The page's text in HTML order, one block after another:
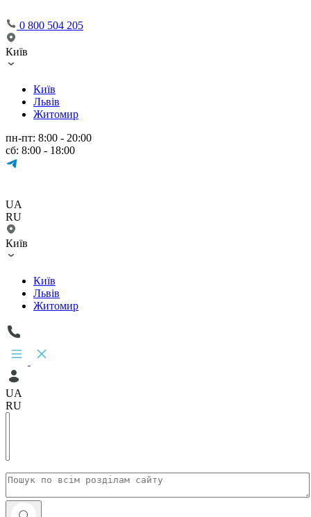
0 800 504 205
Київ
Київ
Львів
Житомир
пн-пт: 8:00 - 20:00
сб: 8:00 - 18:00
UA
RU
Київ
Київ
Львів
Житомир
UA
RU